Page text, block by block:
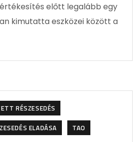
előtt legalább egy
kimutatta eszközei között a
RÉSZESEDÉS
ELADÁSA
TAO